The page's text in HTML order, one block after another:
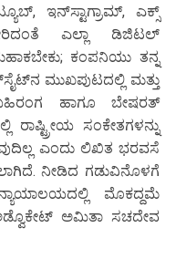
ಇನ್‌ಸ್ಟಾಗ್ರಾಮ್, ಎಕ್ಸ್
ಎಲ್ಲಾ ಡಿಜಿಟಲ್
ಕಂಪನಿಯು ತನ್ನ
ಮುಖಪುಟದಲ್ಲಿ ಮತ್ತು
ಹಾಗೂ ಬೇಷರತ್
ಸಂಕೇತಗಳನ್ನು
ಎಂದು ಲಿಖಿತ ಭರವಸೆ
ನೀಡಿದ ಗಡುವಿನೊಳಗೆ
ಮೊಕದ್ದಮೆ
ಅಮಿತಾ ಸಚದೇವ